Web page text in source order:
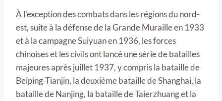
À l'exception des combats dans les régions du nord-
est, suite à la défense de la Grande Muraille en 1933
et à la campagne Suiyuan en 1936, les forces
chinoises et les civils ont lancé une série de batailles
majeures après juillet 1937, y compris la bataille de
Beiping-Tianjin, la deuxième bataille de Shanghai, la
bataille de Nanjing, la bataille de Taierzhuang et la